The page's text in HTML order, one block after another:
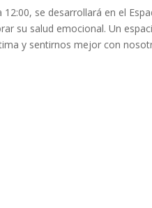
se desarrollará en el
su salud emocional. Un
y sentirnos mejor con